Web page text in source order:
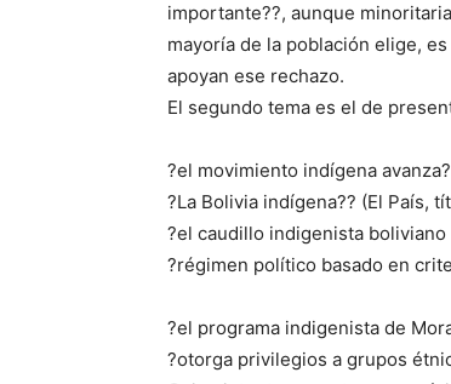
importante??, aunque
mayoría de la población elige,
apoyan ese rechazo.
El segundo tema es el de
?el movimiento indígena
?La Bolivia indígena?? (El País,
?el caudillo indigenista
?régimen político basado en
?el programa indigenista de
?otorga privilegios a grupos